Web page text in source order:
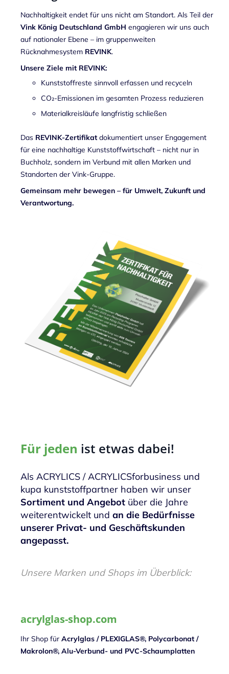
Nachhaltigkeit endet für uns nicht am Standort. Als Teil der
Vink König Deutschland GmbH engagieren wir uns auch
auf nationaler Ebene – im gruppenweiten
Rücknahmesystem REVINK.
Unsere Ziele mit REVINK:
Kunststoffreste sinnvoll erfassen und recyceln
CO₂-Emissionen im gesamten Prozess reduzieren
Materialkreisläufe langfristig schließen
Das REVINK-Zertifikat dokumentiert unser Engagement
für eine nachhaltige Kunststoffwirtschaft – nicht nur in
Buchholz, sondern im Verbund mit allen Marken und
Standorten der Vink-Gruppe.
Gemeinsam mehr bewegen – für Umwelt, Zukunft und
Verantwortung.
Für jeden ist etwas dabei!
Als ACRYLICS / ACRYLICSforbusiness und
kupa kunststoffpartner haben wir unser
Sortiment und Angebot über die Jahre
weiterentwickelt und an die Bedürfnisse
unserer Privat- und Geschäftskunden
angepasst.
Unsere Marken und Shops im Überblick:
acrylglas-shop.com
Ihr Shop für Acrylglas / PLEXIGLAS®, Polycarbonat /
Makrolon®, Alu-Verbund- und PVC-Schaumplatten